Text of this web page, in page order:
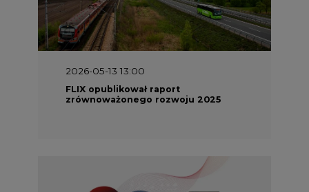
2026-05-13 13:00
FLIX opublikował raport
zrównoważonego rozwoju 2025